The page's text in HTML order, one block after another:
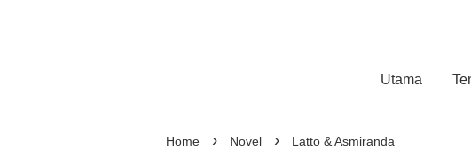
Utama
Home › Novel › Latto & Asmiranda